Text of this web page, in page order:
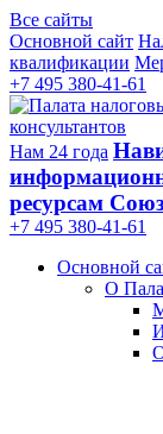
Все сайты
Основной сайт
квалификации
+7 495 380-41-61
консультантов
Нам 24 года
ресурсам
+7 495 380‑41‑61
Основной
О